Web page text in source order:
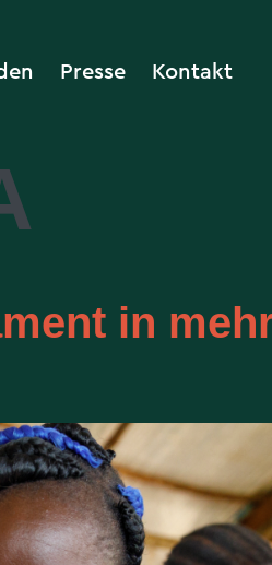
Presse Kontakt
in